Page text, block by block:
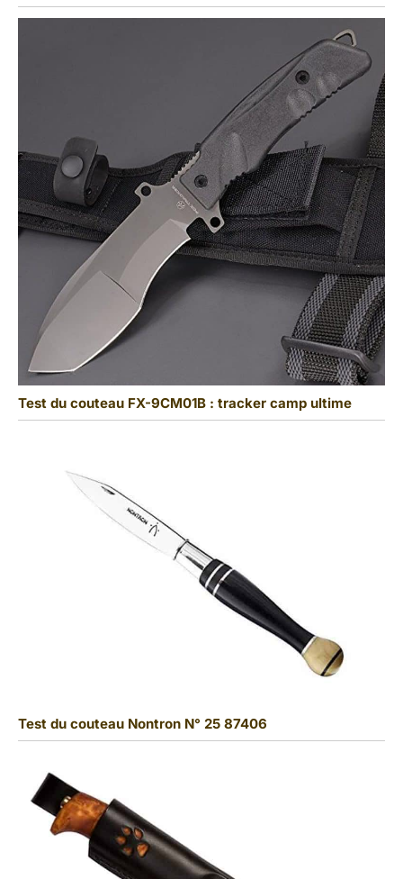
Test du couteau FX-9CM01B : tracker camp ultime
Test du couteau Nontron N° 25 87406